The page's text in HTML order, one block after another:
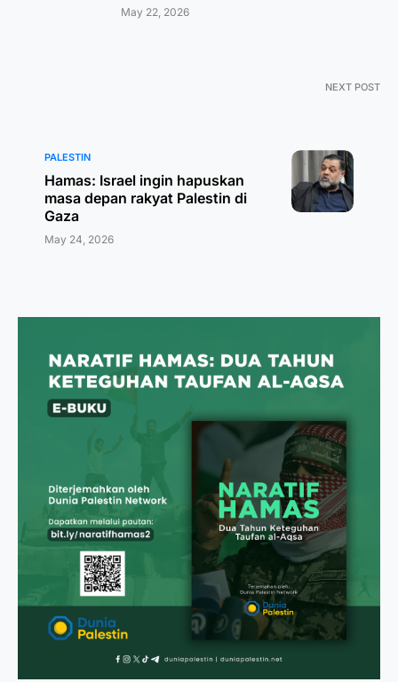
May 22, 2026
NEXT POST
PALESTIN
Hamas: Israel ingin hapuskan
masa depan rakyat Palestin di
Gaza
May 24, 2026